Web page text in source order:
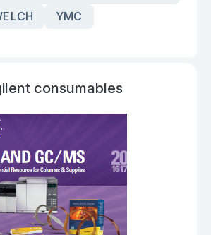
YMC
consumables